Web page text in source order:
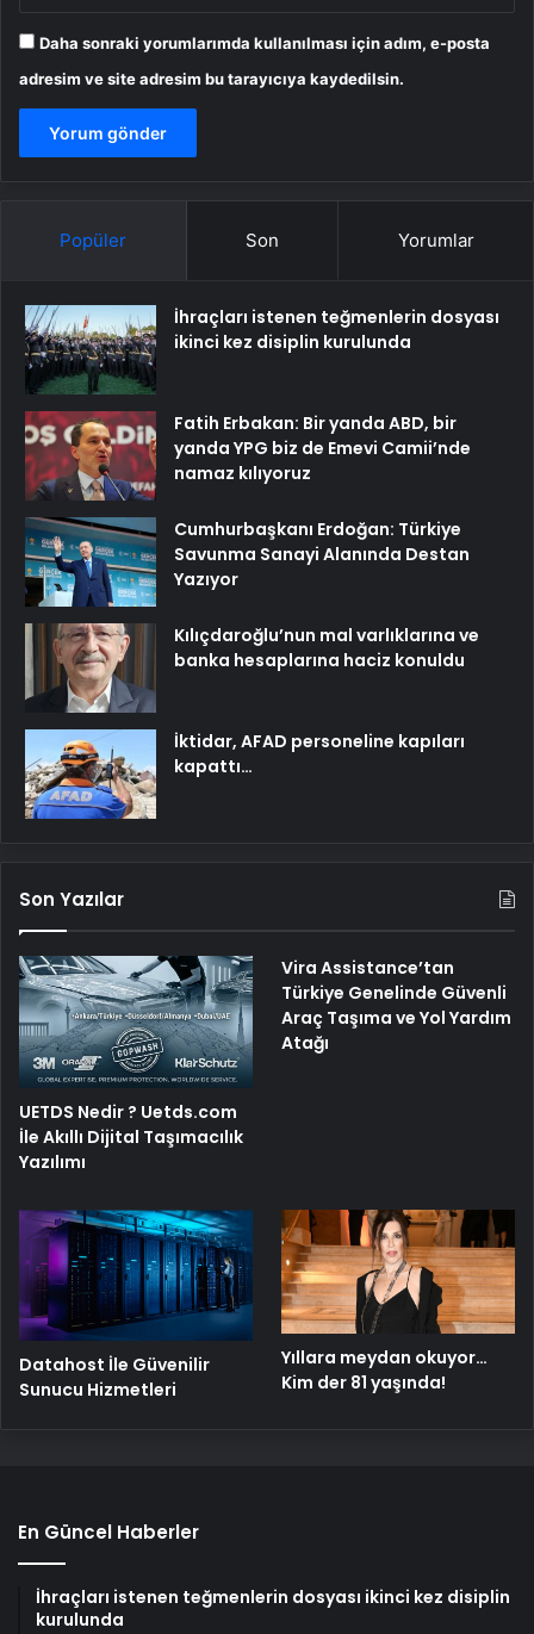
Daha sonraki yorumlarımda kullanılması için adım, e-posta
adresim ve site adresim bu tarayıcıya kaydedilsin.
Popüler Son Yorumlar
İhraçları istenen teğmenlerin dosyası
ikinci kez disiplin kurulunda
Fatih Erbakan: Bir yanda ABD, bir
yanda YPG biz de Emevi Camii’nde
namaz kılıyoruz
Cumhurbaşkanı Erdoğan: Türkiye
Savunma Sanayi Alanında Destan
Yazıyor
Kılıçdaroğlu’nun mal varlıklarına ve
banka hesaplarına haciz konuldu
İktidar, AFAD personeline kapıları
kapattı…
Son Yazılar
UETDS Nedir ? Uetds.com
İle Akıllı Dijital Taşımacılık
Yazılımı
Vira Assistance’tan
Türkiye Genelinde Güvenli
Araç Taşıma ve Yol Yardım
Atağı
Datahost İle Güvenilir
Sunucu Hizmetleri
Yıllara meydan okuyor…
Kim der 81 yaşında!
En Güncel Haberler
İhraçları istenen teğmenlerin dosyası ikinci kez disiplin
kurulunda